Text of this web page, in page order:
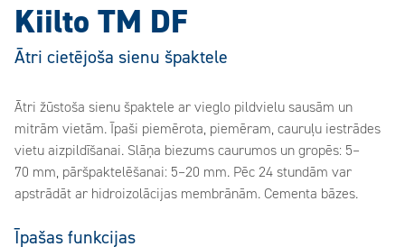
Kiilto TM DF
Ātri cietējoša sienu špaktele
Ātri žūstoša sienu špaktele ar vieglo pildvielu sausām un
mitrām vietām. Īpaši piemērota, piemēram, cauruļu iestrādes
vietu aizpildīšanai. Slāņa biezums caurumos un gropēs: 5–
70 mm, pāršpaktelēšanai: 5–20 mm. Pēc 24 stundām var
apstrādāt ar hidroizolācijas membrānām. Cementa bāzes.
Īpašas funkcijas